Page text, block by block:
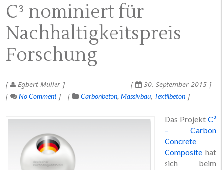
C³ nominiert für
Nachhaltigkeitspreis
Forschung
Egbert Müller 30. September 2015
No Comment Carbonbeton Massivbau Textilbeton
Das Projekt C³
– Carbon
Concrete
Composite hat
sich beim